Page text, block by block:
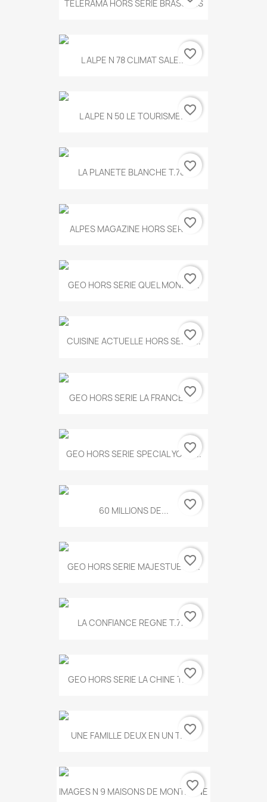
TELERAMA HORS SERIE BRASSENS
L ALPE N 78 CLIMAT SALE...favorite_border
L ALPE N 50 LE TOURISME...favorite_border
LA PLANETE BLANCHE T.785favorite_border
ALPES MAGAZINE HORS SERIE...
favorite_border
GEO HORS SERIE QUEL MONDE...
favorite_border
CUISINE ACTUELLE HORS SERIE...
favorite_border
GEO HORS SERIE LA FRANCE A...
favorite_border
GEO HORS SERIE SPECIAL YOGA...
favorite_border
60 MILLIONS DE... favorite_border
GEO HORS SERIE MAJESTUEUX...
favorite_border
LA CONFIANCE REGNE T.778favorite_border
GEO HORS SERIE LA CHINE T.497
favorite_border
UNE FAMILLE DEUX EN UN T.675
favorite_border
IMAGES N 9 MAISONS DE MONTAGNE
favorite_border